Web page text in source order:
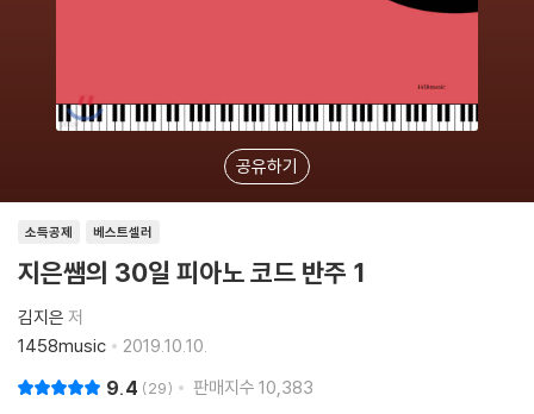
공유하기
소득공제 베스트셀러
지은쌤의 30일 피아노 코드 반주 1
김지은 저
1458music
2019.10.10.
9.4 29 판매지수 10,383